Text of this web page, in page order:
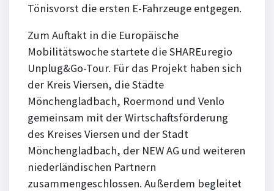
Tönisvorst die ersten E-Fahrzeuge entgegen.
Zum Auftakt in die Europäische
Mobilitätswoche startete die SHAREuregio
Unplug&Go-Tour. Für das Projekt haben sich
der Kreis Viersen, die Städte
Mönchengladbach, Roermond und Venlo
gemeinsam mit der Wirtschaftsförderung
des Kreises Viersen und der Stadt
Mönchengladbach, der NEW AG und weiteren
niederländischen Partnern
zusammengeschlossen. Außerdem begleitet